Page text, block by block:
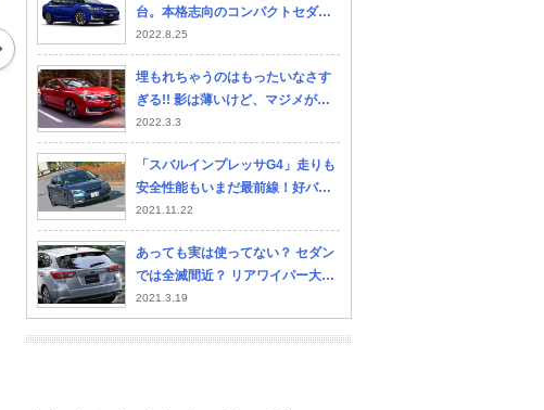
BMW 3シリーズ セダン
ド
台。本格志向のコンパクトセダン
「インプレッサG4」は装備充実の
廉価グレードでも満足度高そう
2022.8.25
埋もれちゃうのはもったいなさす
ぎる!! 影は薄いけど、マジメが取
り柄のクルマたち
2022.3.3
「スバルインプレッサG4」走りも
安全性能もいまだ最前線！好バラ
ンスが光るセダン
2021.11.22
あっても実は使ってない？ セダン
では全滅間近？ リアワイパー大激
減の理由とは
2021.3.19